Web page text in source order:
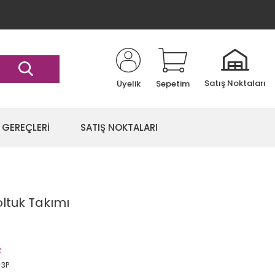
Üyelik Sepetim Satış Noktaları
SATIŞ NOKTALARI
Takımı